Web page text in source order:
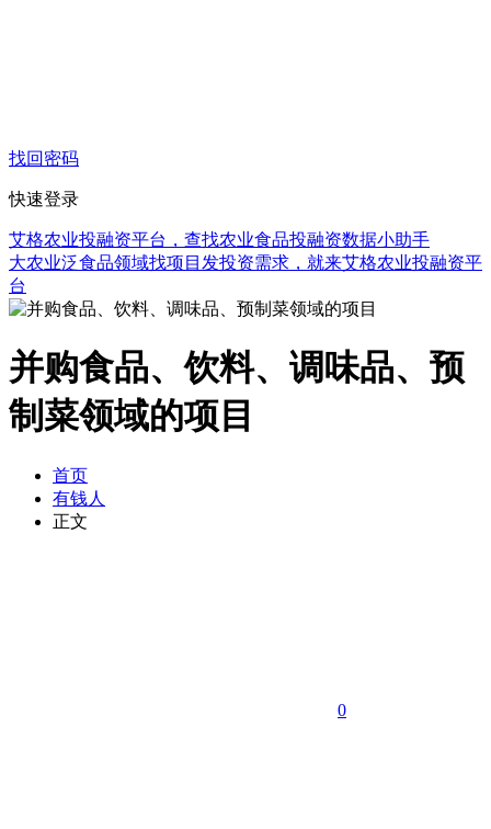
找回密码
快速登录
艾格农业投融资平台，查找农业食品投融资数据小助手
大农业泛食品领域找项目发投资需求，就来艾格农业投融资平
台
并购食品、饮料、调味品、预
制菜领域的项目
首页
有钱人
正文
0